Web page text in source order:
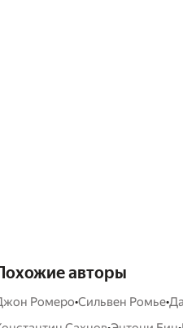
авторы
Ромеро•Сильвен Ромье•